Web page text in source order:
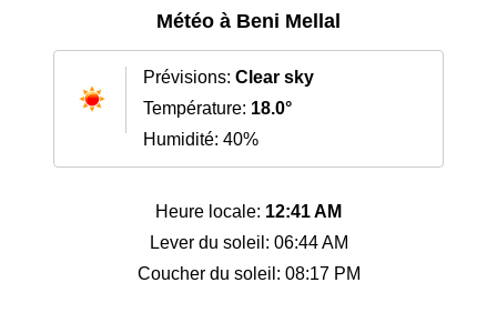
Météo à Beni Mellal
Prévisions: Clear sky
Température: 18.0°
Humidité: 40%
Heure locale: 12:41 AM
Lever du soleil: 06:44 AM
Coucher du soleil: 08:17 PM